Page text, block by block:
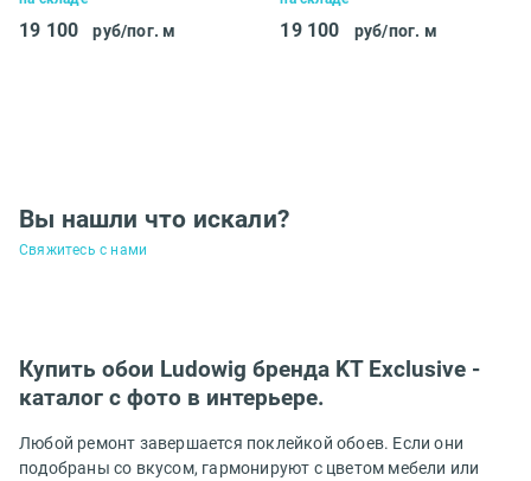
19 100 руб/пог. м 19 100 руб/пог. м
Вы нашли что искали?
Свяжитесь с нами
Купить обои Ludowig бренда KT Exclusive -
каталог с фото в интерьере.
Любой ремонт завершается поклейкой обоев. Если они
подобраны со вкусом, гармонируют с цветом мебели или